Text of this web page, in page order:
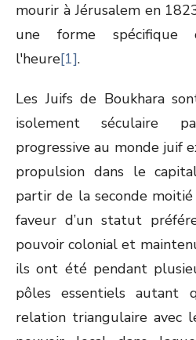
mourir à Jérusalem en
une forme spécifique
l'heure[1].
Les Juifs de Boukhara
isolement séculaire
progressive au monde juif
propulsion dans le
partir de la seconde
faveur d’un statut
pouvoir colonial et
ils ont été pendant
pôles essentiels autant
relation triangulaire avec